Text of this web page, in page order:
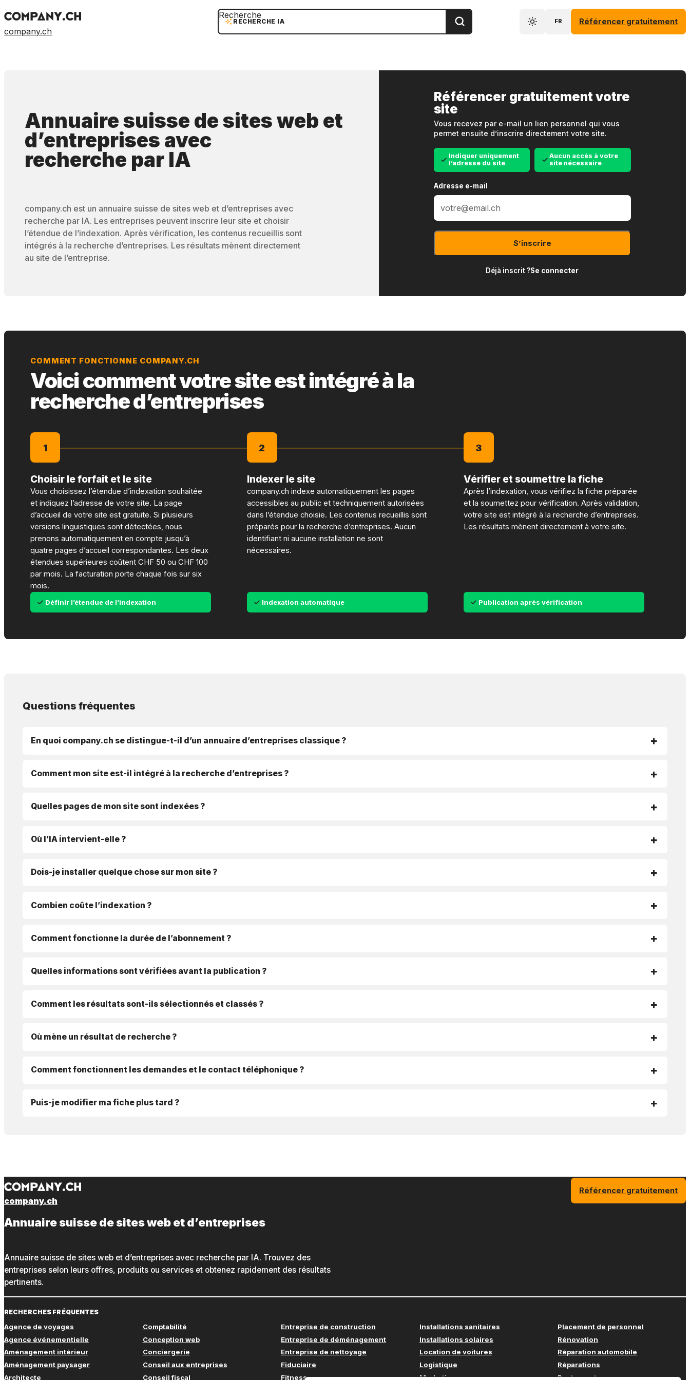
company.ch
RECHERCHE IA
Recherche
FR Référencer gratuitement
Annuaire suisse de sites web et
d’entreprises avec
recherche par IA
company.ch est un annuaire suisse de sites web et d’entreprises avec
recherche par IA. Les entreprises peuvent inscrire leur site et choisir
l’étendue de l’indexation. Après vérification, les contenus recueillis sont
intégrés à la recherche d’entreprises. Les résultats mènent directement
au site de l’entreprise.
Référencer gratuitement votre
site
Vous recevez par e-mail un lien personnel qui vous
permet ensuite d’inscrire directement votre site.
Indiquer uniquement
l’adresse du site
Aucun accès à votre
site nécessaire
Adresse e-mail
S’inscrire
Déjà inscrit ?Se connecter
COMMENT FONCTIONNE COMPANY.CH
Voici comment votre site est intégré à la
recherche d’entreprises
1
Choisir le forfait et le site
Vous choisissez l’étendue d’indexation souhaitée
et indiquez l’adresse de votre site. La page
d’accueil de votre site est gratuite. Si plusieurs
versions linguistiques sont détectées, nous
prenons automatiquement en compte jusqu’à
quatre pages d’accueil correspondantes. Les deux
étendues supérieures coûtent CHF 50 ou CHF 100
par mois. La facturation porte chaque fois sur six
mois.
Définir l’étendue de l’indexation
2
Indexer le site
company.ch indexe automatiquement les pages
accessibles au public et techniquement autorisées
dans l’étendue choisie. Les contenus recueillis sont
préparés pour la recherche d’entreprises. Aucun
identifiant ni aucune installation ne sont
nécessaires.
Indexation automatique
3
Vérifier et soumettre la fiche
Après l’indexation, vous vérifiez la fiche préparée
et la soumettez pour vérification. Après validation,
votre site est intégré à la recherche d’entreprises.
Les résultats mènent directement à votre site.
Publication après vérification
Questions fréquentes
En quoi company.ch se distingue-t-il d’un annuaire d’entreprises classique ?
Comment mon site est-il intégré à la recherche d’entreprises ?
Quelles pages de mon site sont indexées ?
Où l’IA intervient-elle ?
Dois-je installer quelque chose sur mon site ?
Combien coûte l’indexation ?
Comment fonctionne la durée de l’abonnement ?
Quelles informations sont vérifiées avant la publication ?
Comment les résultats sont-ils sélectionnés et classés ?
Où mène un résultat de recherche ?
Comment fonctionnent les demandes et le contact téléphonique ?
Puis-je modifier ma fiche plus tard ?
company.ch
Référencer gratuitement
Annuaire suisse de sites web et d’entreprises
Annuaire suisse de sites web et d’entreprises avec recherche par IA. Trouvez des
entreprises selon leurs offres, produits ou services et obtenez rapidement des résultats
pertinents.
RECHERCHES FRÉQUENTES
Agence de voyages
Agence événementielle
Aménagement intérieur
Aménagement paysager
Architecte
Comptabilité
Conception web
Conciergerie
Conseil aux entreprises
Conseil fiscal
Entreprise de construction
Entreprise de déménagement
Entreprise de nettoyage
Fiduciaire
Fitness
Installations sanitaires
Installations solaires
Location de voitures
Logistique
Marketing
Placement de personnel
Rénovation
Réparation automobile
Réparations
Restaurant